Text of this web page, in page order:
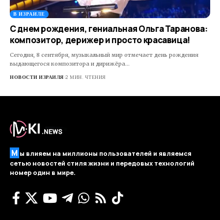
В ИЗРАИЛЕ
С днем рождения, гениальная Ольга Таранова:
композитор, дерижер и просто красавица!
Сегодня, 8 сентября, музыкальный мир отмечает день рождения
выдающегося композитора и дирижёра…
НОВОСТИ ИЗРАИЛЯ 2 МИН. ЧТЕНИЯ
М ы влияем на миллионы пользователей и являемся
сетью новостей стиля жизни и передовых технологий
номер один в мире.